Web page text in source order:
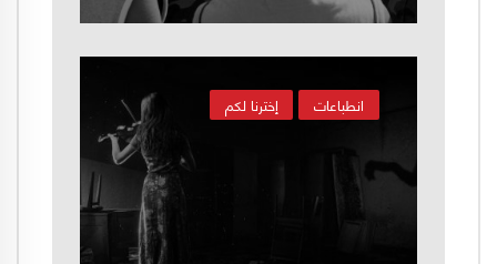
إخترنا لكم انطباعات